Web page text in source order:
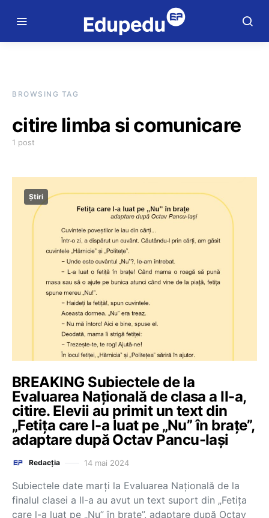
BROWSING TAG
citire limba si comunicare
1 post
Știri
BREAKING Subiectele de la
Evaluarea Națională de clasa a II-a,
citire. Elevii au primit un text din
„Fetița care l-a luat pe „Nu” în brațe”,
adaptare după Octav Pancu-Iași
Redacția 14 mai 2024
Subiectele date marți la Evaluarea Națională de la
finalul clasei a II-a au avut un text suport din „Fetița
care l-a luat pe „Nu” în brațe”, adaptare după Octav